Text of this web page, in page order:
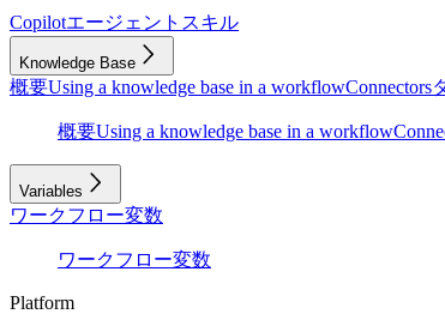
Copilotエージェントスキル
Knowledge Base
概要Using a knowledge base in a workflowConnectors
概要Using a knowledge base in a workflow
Variables
ワークフロー変数
ワークフロー変数
Platform